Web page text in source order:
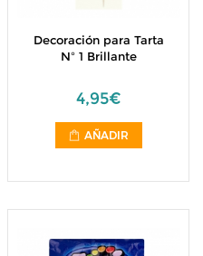
Decoración para Tarta
Nº 1 Brillante
4,95€
AÑADIR